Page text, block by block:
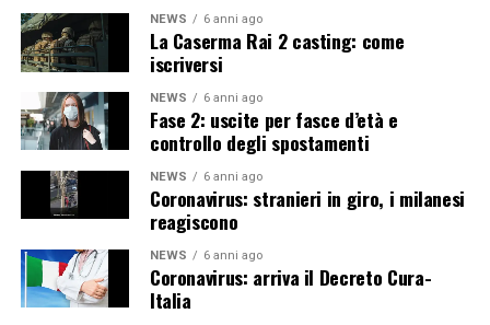
NEWS 6 anni ago
La Caserma Rai 2 casting: come
iscriversi
NEWS 6 anni ago
Fase 2: uscite per fasce d’età e
controllo degli spostamenti
NEWS 6 anni ago
Coronavirus: stranieri in giro, i milanesi
reagiscono
NEWS 6 anni ago
Coronavirus: arriva il Decreto Cura-
Italia